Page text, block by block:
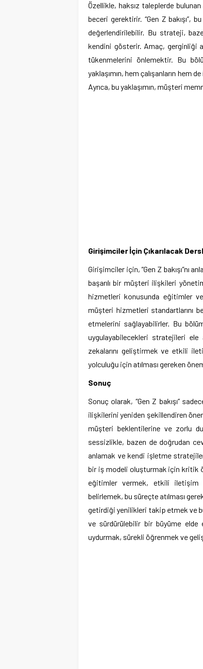
Özellikle, haksız taleplerde
beceri gerektirir. “Gen Z bakışı”,
değerlendirilebilir. Bu strateji,
kendini gösterir. Amaç, gerginliği
tükenmelerini önlemektir. Bu
yaklaşımın, hem çalışanların hem
Ayrıca, bu yaklaşımın, müşteri
Girişimciler İçin Çıkarılacak
Girişimciler için, “Gen Z bakışı”nı
başarılı bir müşteri ilişkileri
hizmetleri konusunda eğitimler
müşteri hizmetleri standartlarını
etmelerini sağlayabilirler. Bu
uygulayabilecekleri stratejileri ele
zekalarını geliştirmek ve etkili
yolculuğu için atılması gereken
Sonuç
Sonuç olarak, “Gen Z bakışı”
ilişkilerini yeniden şekillendiren
müşteri beklentilerine ve zorlu
sessizlikle, bazen de doğrudan
anlamak ve kendi işletme
bir iş modeli oluşturmak için kritik
eğitimler vermek, etkili iletişim
belirlemek, bu süreçte atılması
getirdiği yenilikleri takip etmek ve
ve sürdürülebilir bir büyüme elde
uydurmak, sürekli öğrenmek ve